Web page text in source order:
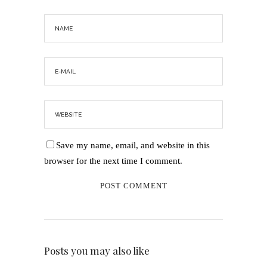
Save my name, email, and website in this
browser for the next time I comment.
Posts you may also like